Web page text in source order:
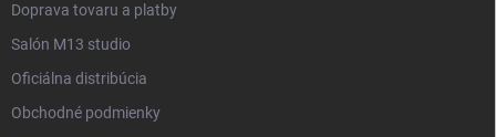
Doprava tovaru a platby
Salón M13 studio
Oficiálna distribúcia
Obchodné podmienky